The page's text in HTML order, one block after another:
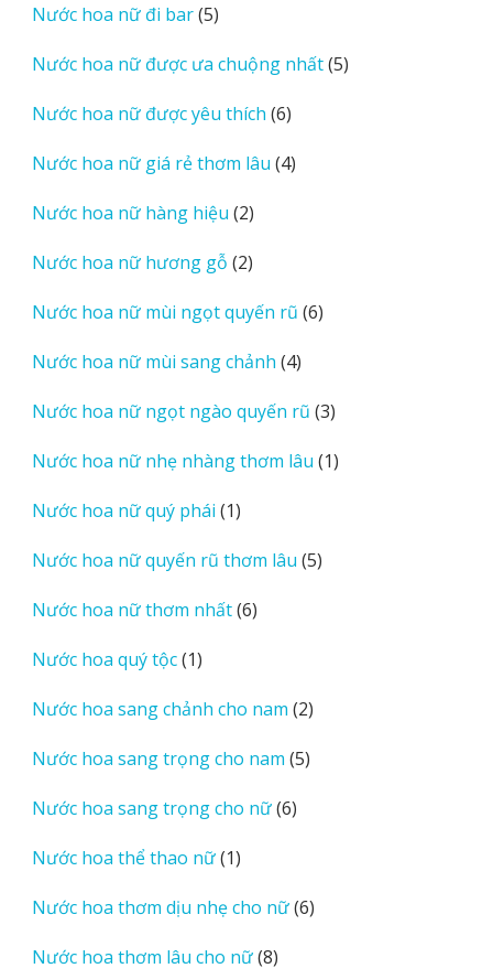
Nước hoa nữ đi bar 55
phẩm
Nước hoa nữ được ưa chuộng nhất 55
Nước hoa nữ được yêu thích 66
phẩm
Nước hoa nữ giá rẻ thơm lâu 44
Nước hoa nữ hàng hiệu 22
phẩm
Nước hoa nữ hương gỗ 22
phẩm
Nước hoa nữ mùi ngọt quyến rũ 66
Nước hoa nữ mùi sang chảnh 44
phẩm
Nước hoa nữ ngọt ngào quyến rũ 33
phẩm
Nước hoa nữ nhẹ nhàng thơm lâu 11
Nước hoa nữ quý phái 11
phẩm
Nước hoa nữ quyến rũ thơm lâu 55
Nước hoa nữ thơm nhất 66
Nước hoa quý tộc 11
phẩm
Nước hoa sang chảnh cho nam 22
phẩm
Nước hoa sang trọng cho nam 55
Nước hoa sang trọng cho nữ 66
Nước hoa thể thao nữ 11
phẩm
Nước hoa thơm dịu nhẹ cho nữ 66
Nước hoa thơm lâu cho nữ 88